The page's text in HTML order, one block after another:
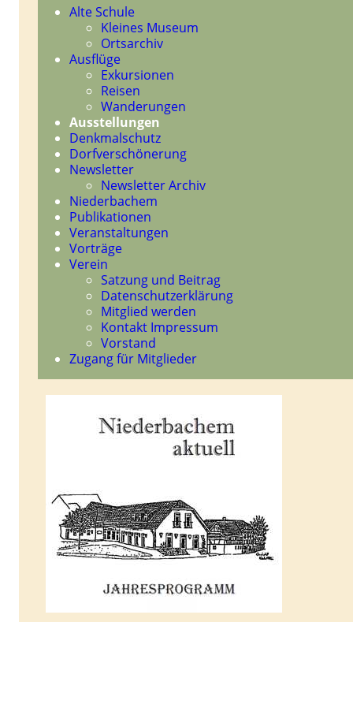
Navigation
überspringen
Alte Schule
Kleines Museum
Ortsarchiv
Ausflüge
Exkursionen
Reisen
Wanderungen
Ausstellungen
Denkmalschutz
Dorfverschönerung
Newsletter
Newsletter Archiv
Niederbachem
Publikationen
Veranstaltungen
Vorträge
Verein
Satzung und Beitrag
Datenschutzerklärung
Mitglied werden
Kontakt Impressum
Vorstand
Zugang für Mitglieder